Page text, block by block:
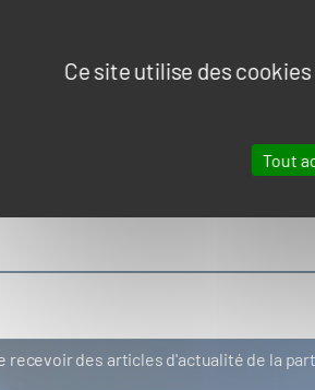
Ce site utilise des
Tout
NOS ACTUALITÉS
et sécurité maritimes Naval et
marins
Ports,
recevoir des articles d'actualité de la